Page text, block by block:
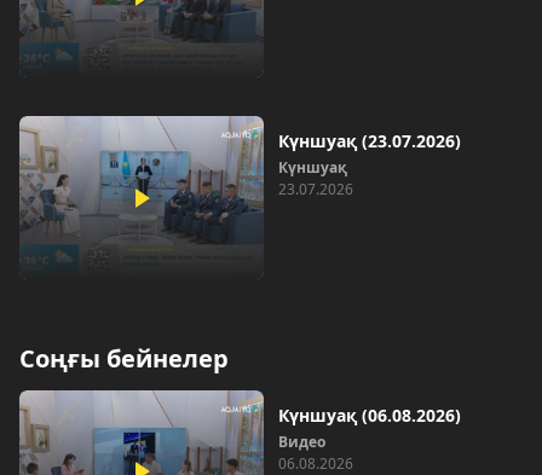
Күншуақ (23.07.2026)
Күншуақ
23.07.2026
Соңғы бейнелер
Күншуақ (06.08.2026)
Видео
06.08.2026